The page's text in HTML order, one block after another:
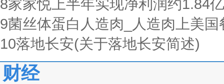
8家家悦上半年实现净利润约1.84
9菌丝体蛋白人造肉_人造肉上美国
10落地长安(关于落地长安简述)
财经